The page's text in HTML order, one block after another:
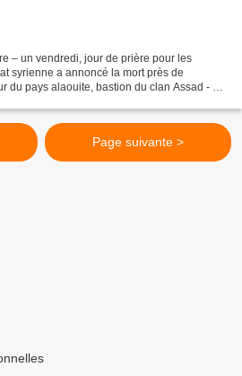
– un vendredi, jour de prière pour les
syrienne a annoncé la mort près de
du pays alaouite, bastion du clan Assad - de
Page suivante >